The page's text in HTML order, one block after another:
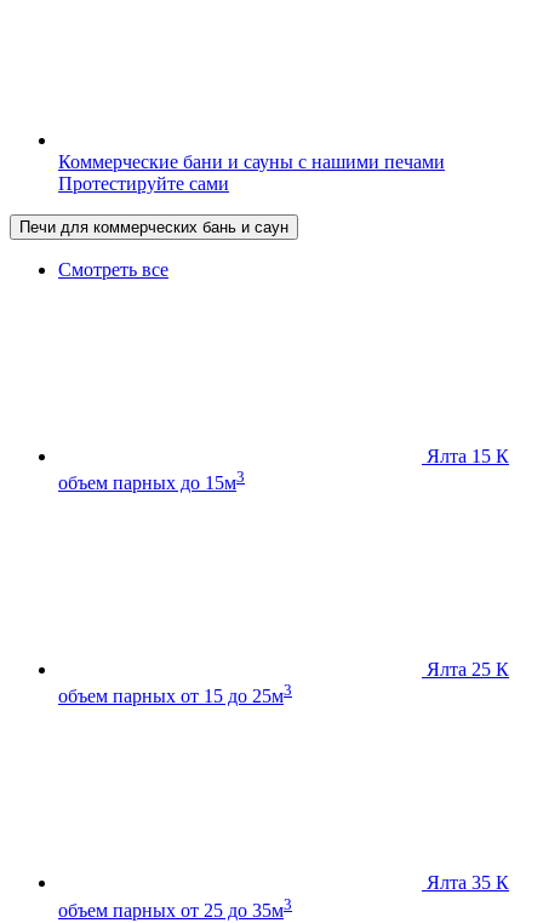
Коммерческие бани и сауны с нашими печами
Протестируйте сами
Печи для коммерческих бань и саун
Смотреть все
Ялта 15 К
объем парных до 15м3
Ялта 25 К
объем парных от 15 до 25м3
Ялта 35 К
объем парных от 25 до 35м3